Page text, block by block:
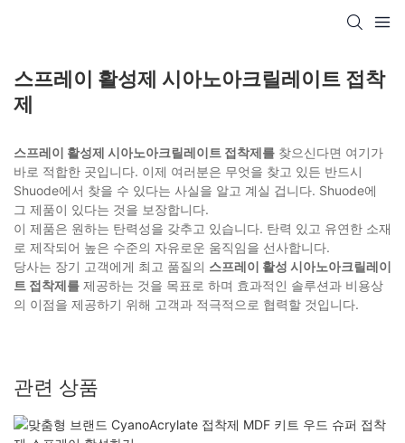
스프레이 활성제 시아노아크릴레이트 접착
제
스프레이 활성제 시아노아크릴레이트 접착제를 찾으신다면 여기가
바로 적합한 곳입니다. 이제 여러분은 무엇을 찾고 있든 반드시
Shuode에서 찾을 수 있다는 사실을 알고 계실 겁니다. Shuode에
그 제품이 있다는 것을 보장합니다.
이 제품은 원하는 탄력성을 갖추고 있습니다. 탄력 있고 유연한 소재
로 제작되어 높은 수준의 자유로운 움직임을 선사합니다.
당사는 장기 고객에게 최고 품질의 스프레이 활성 시아노아크릴레이
트 접착제를 제공하는 것을 목표로 하며 효과적인 솔루션과 비용상
의 이점을 제공하기 위해 고객과 적극적으로 협력할 것입니다.
관련 상품